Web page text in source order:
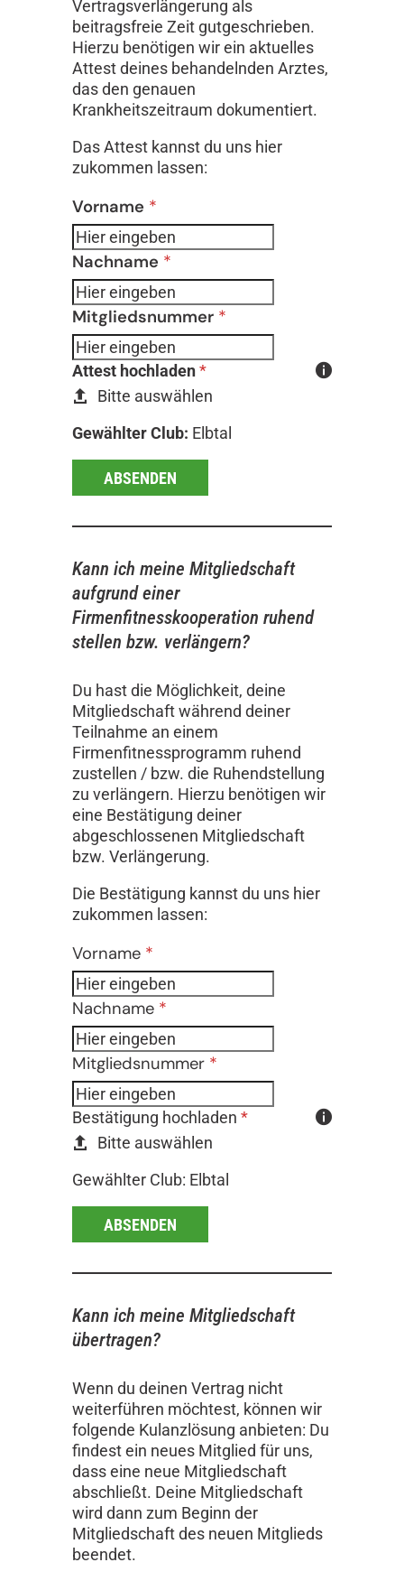
Vertragsverlängerung als
beitragsfreie Zeit gutgeschrieben.
Hierzu benötigen wir ein aktuelles
Attest deines behandelnden Arztes,
das den genauen
Krankheitszeitraum dokumentiert.
Das Attest kannst du uns hier
zukommen lassen:
Formular überspringen
Vorname *
Nachname *
Mitgliedsnummer *
Attest hochladen*
Bitte auswählen
Gewählter Club: Elbtal
ABSENDEN
Kann ich meine Mitgliedschaft
aufgrund einer
Firmenfitnesskooperation ruhend
stellen bzw. verlängern?
Du hast die Möglichkeit, deine
Mitgliedschaft während deiner
Teilnahme an einem
Firmenfitnessprogramm ruhend
zustellen / bzw. die Ruhendstellung
zu verlängern. Hierzu benötigen wir
eine Bestätigung deiner
abgeschlossenen Mitgliedschaft
bzw. Verlängerung.
Die Bestätigung kannst du uns hier
zukommen lassen:
Formular überspringen
Vorname *
Nachname *
Mitgliedsnummer *
Bestätigung hochladen *
Bitte auswählen
Gewählter Club: Elbtal
ABSENDEN
Kann ich meine Mitgliedschaft
übertragen?
Wenn du deinen Vertrag nicht
weiterführen möchtest, können wir
folgende Kulanzlösung anbieten: Du
findest ein neues Mitglied für uns,
dass eine neue Mitgliedschaft
abschließt. Deine Mitgliedschaft
wird dann zum Beginn der
Mitgliedschaft des neuen Mitglieds
beendet.